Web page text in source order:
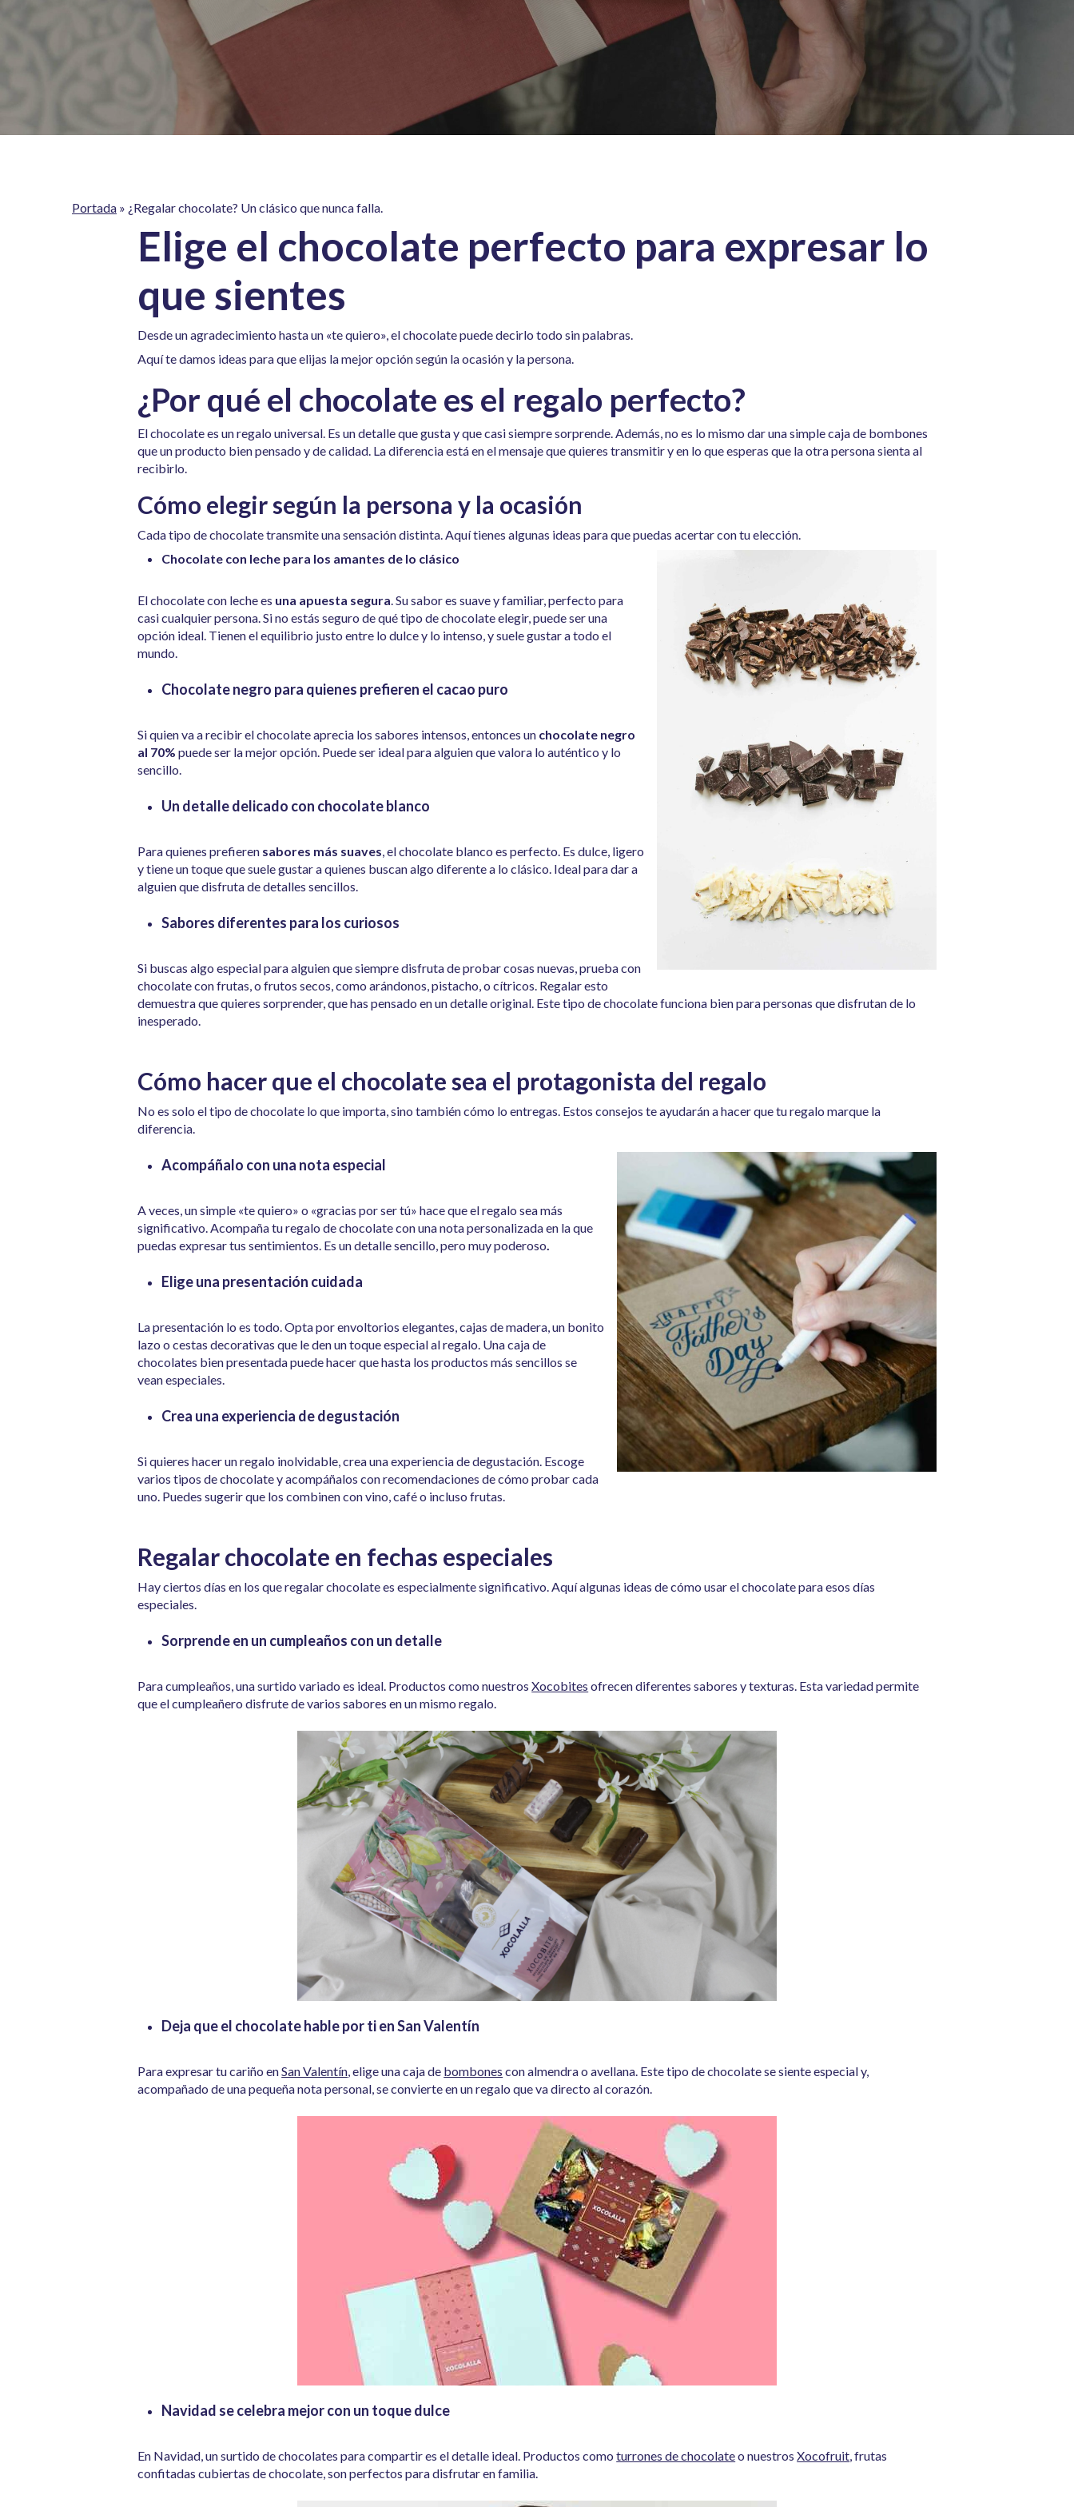
Portada » ¿Regalar chocolate? Un clásico que nunca falla.
Elige el chocolate perfecto para expresar lo
que sientes
Desde un agradecimiento hasta un «te quiero», el chocolate puede decirlo todo sin palabras.
Aquí te damos ideas para que elijas la mejor opción según la ocasión y la persona.
¿Por qué el chocolate es el regalo perfecto?
El chocolate es un regalo universal. Es un detalle que gusta y que casi siempre sorprende. Además, no es lo mismo dar una simple caja de bombones
que un producto bien pensado y de calidad. La diferencia está en el mensaje que quieres transmitir y en lo que esperas que la otra persona sienta al
recibirlo.
Cómo elegir según la persona y la ocasión
Cada tipo de chocolate transmite una sensación distinta. Aquí tienes algunas ideas para que puedas acertar con tu elección.
Chocolate con leche para los amantes de lo clásico
El chocolate con leche es una apuesta segura. Su sabor es suave y familiar, perfecto para
casi cualquier persona. Si no estás seguro de qué tipo de chocolate elegir,puede ser una
opción ideal. Tienen el equilibrio justo entre lo dulce y lo intenso, y suele gustar a todo el
mundo.
Chocolate negro para quienes prefieren el cacao puro
Si quien va a recibir el chocolate aprecia los sabores intensos, entonces un chocolate negro
al 70% puede ser la mejor opción. Puede ser ideal para alguien que valora lo auténtico y lo
sencillo.
Un detalle delicado con chocolate blanco
Para quienes prefieren sabores más suaves, elchocolate blancoes perfecto. Es dulce, ligero
y tiene un toque que suele gustar a quienes buscan algo diferente a lo clásico. Ideal para dar a
alguien que disfruta de detalles sencillos.
Sabores diferentes para los curiosos
Si buscas algo especial para alguien que siempre disfruta de probar cosas nuevas, prueba con
chocolate con frutas, o frutos secos, como arándonos, pistacho, o cítricos. Regalar esto
demuestra que quieres sorprender, que has pensado en un detalle original. Este tipo de chocolate funciona bien para personas que disfrutan de lo
inesperado.
Cómo hacer que el chocolate sea el protagonista del regalo
No es solo el tipo de chocolate lo que importa, sino también cómo lo entregas. Estos consejos te ayudarán a hacer que tu regalo marque la
diferencia.
Acompáñalo con una nota especial
A veces, un simple «te quiero» o «gracias por ser tú» hace que el regalo sea más
significativo. Acompaña tu regalo de chocolate con una nota personalizada en la que
puedas expresar tus sentimientos. Es un detalle sencillo, pero muy poderoso.
Elige una presentación cuidada
La presentación lo es todo. Opta por envoltorios elegantes, cajas de madera, un bonito
lazo o cestas decorativas que le den un toque especial al regalo. Una caja de
chocolates bien presentada puede hacer que hasta los productos más sencillos se
vean especiales.
Crea una experiencia de degustación
Si quieres hacer un regalo inolvidable, crea una experiencia de degustación. Escoge
varios tipos de chocolate y acompáñalos con recomendaciones de cómo probar cada
uno. Puedes sugerir que los combinen con vino, café o incluso frutas.
Regalar chocolate en fechas especiales
Hay ciertos días en los que regalar chocolate es especialmente significativo. Aquí algunas ideas de cómo usar el chocolate para esos días
especiales.
Sorprende en un cumpleaños con un detalle
Para cumpleaños, una surtido variado es ideal. Productos como nuestrosXocobites ofrecen diferentes sabores y texturas. Esta variedad permite
que el cumpleañero disfrute de varios sabores en un mismo regalo.
Deja que el chocolate hable por ti en San Valentín
Para expresar tu cariño enSan Valentín , elige una caja de bombones con almendra o avellana . Este tipo de chocolate se siente especial y,
acompañado de una pequeña nota personal, se convierte en un regalo que va directo al corazón.
Navidad se celebra mejor con un toque dulce
En Navidad, un surtido de chocolates para compartir es el detalle ideal. Productos comoturrones de chocolateo nuestrosXocofruit , frutas
confitadas cubiertas de chocolate, son perfectos para disfrutar en familia.